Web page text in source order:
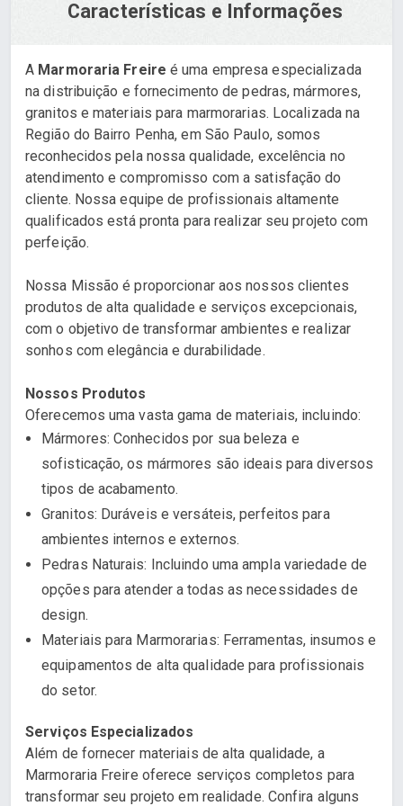
Características e Informações
A Marmoraria Freire é uma empresa especializada
na distribuição e fornecimento de pedras, mármores,
granitos e materiais para marmorarias. Localizada na
Região do Bairro Penha, em São Paulo, somos
reconhecidos pela nossa qualidade, excelência no
atendimento e compromisso com a satisfação do
cliente. Nossa equipe de profissionais altamente
qualificados está pronta para realizar seu projeto com
perfeição.
Nossa Missão é proporcionar aos nossos clientes
produtos de alta qualidade e serviços excepcionais,
com o objetivo de transformar ambientes e realizar
sonhos com elegância e durabilidade.
Nossos Produtos
Oferecemos uma vasta gama de materiais, incluindo:
Mármores: Conhecidos por sua beleza e
sofisticação, os mármores são ideais para diversos
tipos de acabamento.
Granitos: Duráveis e versáteis, perfeitos para
ambientes internos e externos.
Pedras Naturais: Incluindo uma ampla variedade de
opções para atender a todas as necessidades de
design.
Materiais para Marmorarias: Ferramentas, insumos e
equipamentos de alta qualidade para profissionais
do setor.
Serviços Especializados
Além de fornecer materiais de alta qualidade, a
Marmoraria Freire oferece serviços completos para
transformar seu projeto em realidade. Confira alguns